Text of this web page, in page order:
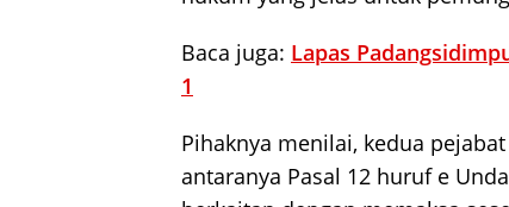
Baca juga: Lapas
1
Pihaknya menilai, kedua
antaranya Pasal 12 huruf e